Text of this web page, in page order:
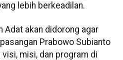
lebih berkeadilan.
Adat akan didorong agar
Prabowo Subianto
misi, dan program di